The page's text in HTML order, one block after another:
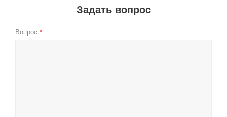
Задать вопрос
Вопрос *